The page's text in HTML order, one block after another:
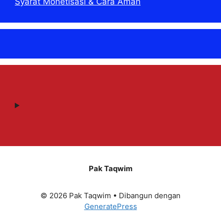
Pak Taqwim
© 2026 Pak Taqwim • Dibangun dengan
GeneratePress